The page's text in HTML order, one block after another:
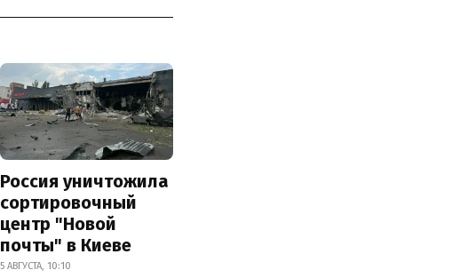
Россия уничтожила
сортировочный
центр "Новой
почты" в Киеве
5 АВГУСТА, 10:10